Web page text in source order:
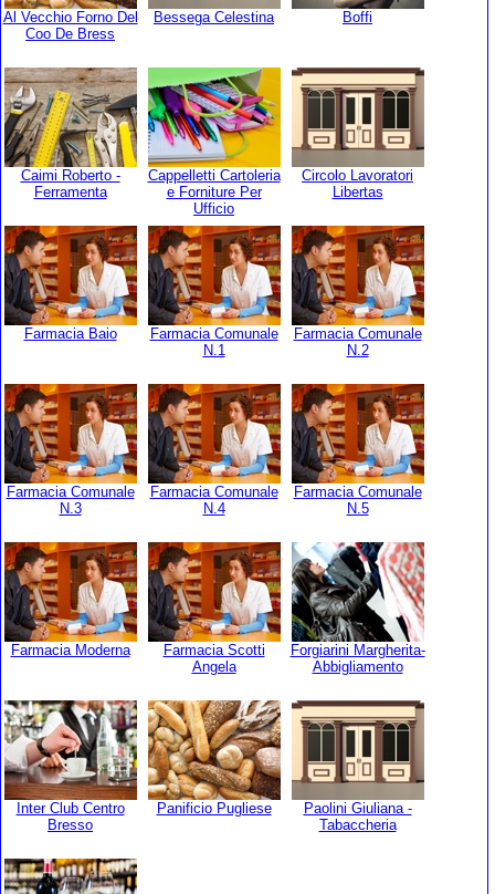
Al Vecchio Forno Del
Coo De Bress
Bessega Celestina Boffi
Caimi Roberto -
Ferramenta
Cappelletti Cartoleria
e Forniture Per
Ufficio
Circolo Lavoratori
Libertas
Farmacia Baio
Farmacia Comunale
N.1
Farmacia Comunale
N.2
Farmacia Comunale
N.3
Farmacia Comunale
N.4
Farmacia Comunale
N.5
Farmacia Moderna
Farmacia Scotti
Angela
Forgiarini Margherita-
Abbigliamento
Inter Club Centro
Bresso
Panificio Pugliese
Paolini Giuliana -
Tabaccheria